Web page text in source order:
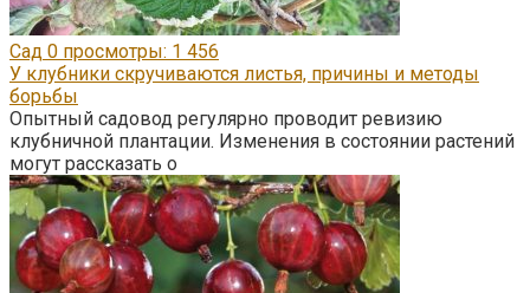
Сад 0 просмотры: 1 456
У клубники скручиваются листья, причины и методы
борьбы
Опытный садовод регулярно проводит ревизию
клубничной плантации. Изменения в состоянии растений
могут рассказать о